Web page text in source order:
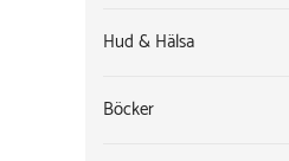
Hud & Hälsa
Böcker